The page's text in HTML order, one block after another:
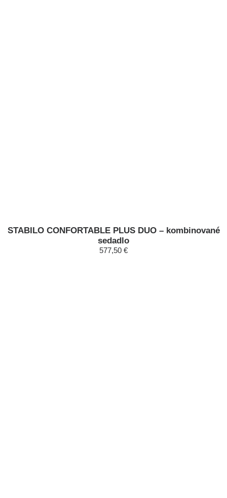
STABILO CONFORTABLE PLUS DUO – kombinované
sedadlo
577,50 €